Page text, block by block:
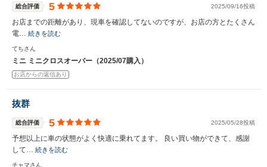
総合評価 5 2025/09/16投稿
お店までの距離があり、現車を確認してないのですが、お店の方とたくさん
電… 続きを読む
てちさん
ミニ ミニクロスオーバー（2025/07購入）
お店からの返信あり
抜群
総合評価 5 2025/05/28投稿
予想以上に車の状態がよく快適に乗れてます。 良い買い物ができて、感謝
して… 続きを読む
チャマさん